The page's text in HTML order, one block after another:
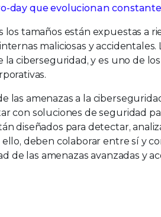
day que evolucionan
los tamaños están expuestas a
maliciosas y
la ciberseguridad, y es uno de
las amenazas a la
con soluciones de seguridad
diseñados para detectar,
deben colaborar entre sí y
de las amenazas avanzadas y